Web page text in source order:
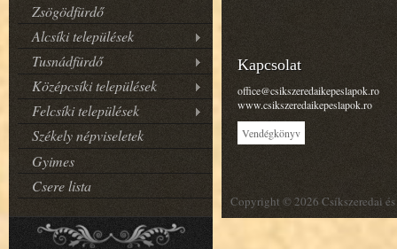
Zsögödfürdő
Alcsíki települések
Tusnádfürdő
Középcsíki települések
Felcsíki települések
Székely népviseletek
Gyimes
Csere lista
Kapcsolat
office@csikszeredaikepeslapok.ro
www.csikszeredaikepeslapok.ro
Vendégkönyv
Copyright © 2026 Csíkszeredai